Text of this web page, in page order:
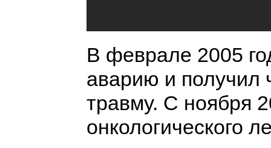
В феврале 2005
аварию и получил
травму. С ноября
онкологического